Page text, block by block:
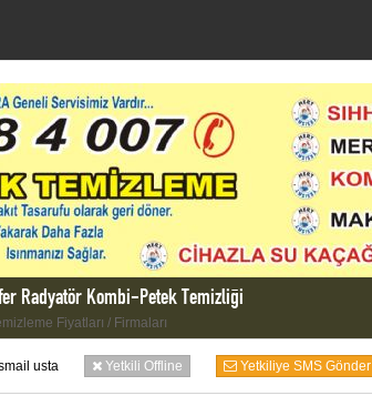
Radyatör Kombi-Petek Temizliği
Fiyatları / Firmaları
usta Yetkili Offline Yetkiliye SMS Gönder